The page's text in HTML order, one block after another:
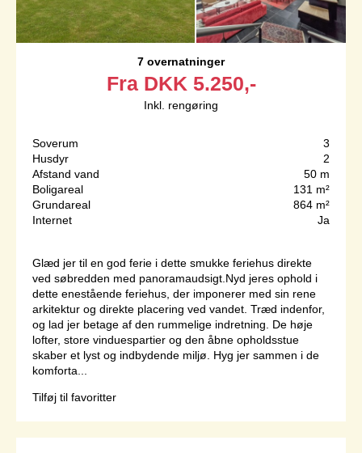
7 overnatninger
Fra DKK 5.250,-
Inkl. rengøring
Soverum
3
Husdyr
2
Afstand vand
50 m
Boligareal
131 m²
Grundareal
864 m²
Internet
Ja
Glæd jer til en god ferie i dette smukke feriehus direkte
ved søbredden med panoramaudsigt.Nyd jeres ophold i
dette enestående feriehus, der imponerer med sin rene
arkitektur og direkte placering ved vandet. Træd indenfor,
og lad jer betage af den rummelige indretning. De høje
lofter, store vinduespartier og den åbne opholdsstue
skaber et lyst og indbydende miljø. Hyg jer sammen i de
komforta...
Tilføj til favoritter